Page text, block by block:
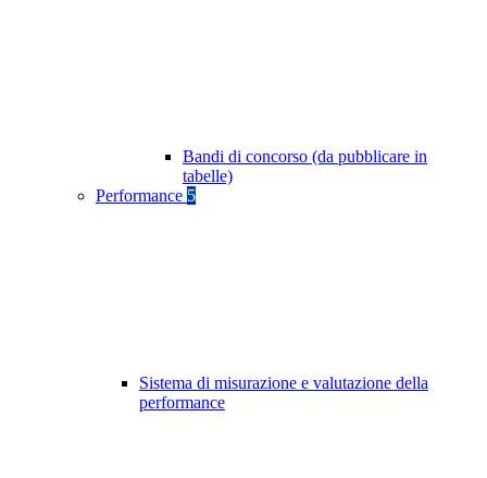
Bandi di concorso (da pubblicare in
tabelle)
Performance 5
Sistema di misurazione e valutazione della
performance